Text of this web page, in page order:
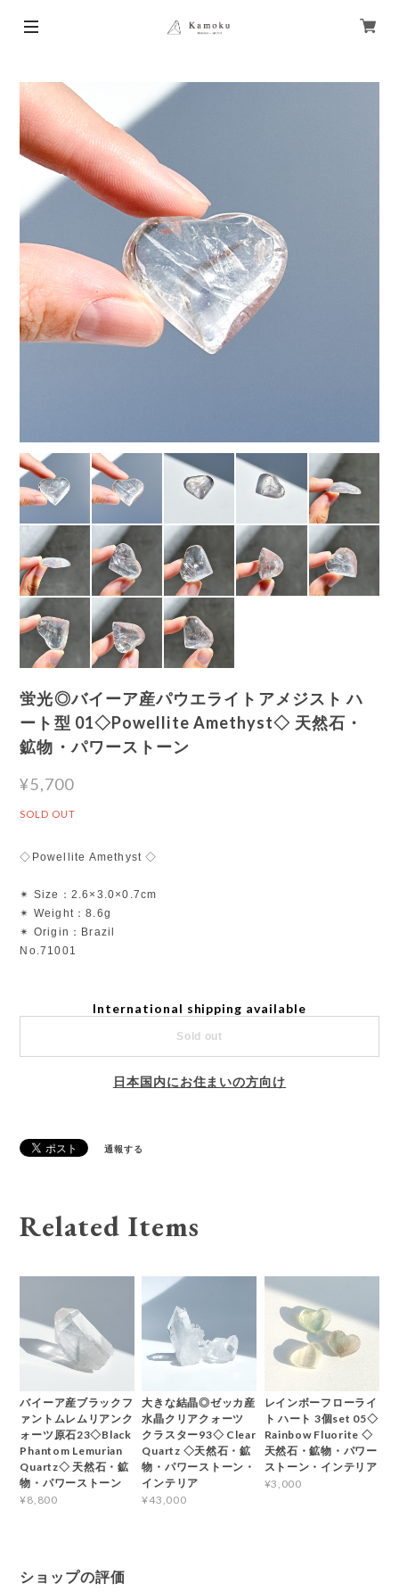
蛍光◎バイーア産パウエライトアメジスト ハ
ート型 01◇Powellite Amethyst◇ 天然石・
鉱物・パワーストーン
¥5,700
SOLD OUT
◇Powellite Amethyst ◇
✴︎ Size：2.6×3.0×0.7cm
✴︎ Weight：8.6g
✴︎ Origin：Brazil
No.71001
International shipping available
Sold out
日本国内にお住まいの方向け
通報する
Related Items
バイーア産ブラックフ
ァントムレムリアンク
ォーツ原石23◇Black
Phantom Lemurian
Quartz◇ 天然石・鉱
物・パワーストーン
¥8,800
大きな結晶◎ゼッカ産
水晶クリアクォーツ
クラスター93◇ Clear
Quartz ◇天然石・鉱
物・パワーストーン・
インテリア
¥43,000
レインボーフローライ
ト ハート 3個set 05◇
Rainbow Fluorite ◇
天然石・鉱物・パワー
ストーン・インテリア
¥3,000
ショップの評価